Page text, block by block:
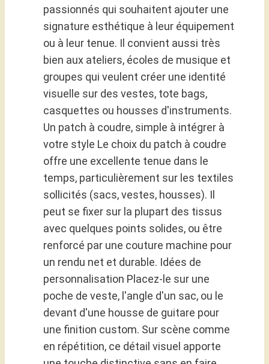
passionnés qui souhaitent ajouter une
signature esthétique à leur équipement
ou à leur tenue. Il convient aussi très
bien aux ateliers, écoles de musique et
groupes qui veulent créer une identité
visuelle sur des vestes, tote bags,
casquettes ou housses d'instruments.
Un patch à coudre, simple à intégrer à
votre style Le choix du patch à coudre
offre une excellente tenue dans le
temps, particulièrement sur les textiles
sollicités (sacs, vestes, housses). Il
peut se fixer sur la plupart des tissus
avec quelques points solides, ou être
renforcé par une couture machine pour
un rendu net et durable. Idées de
personnalisation Placez-le sur une
poche de veste, l'angle d'un sac, ou le
devant d'une housse de guitare pour
une finition custom. Sur scène comme
en répétition, ce détail visuel apporte